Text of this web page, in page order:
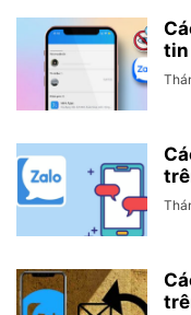
tin